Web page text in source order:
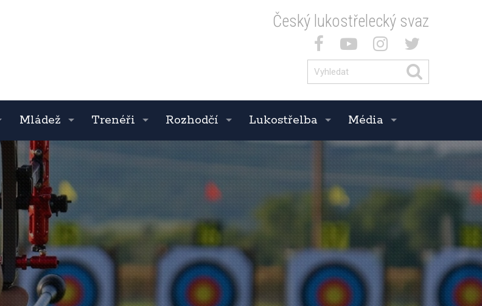
Český lukostřelecký svaz
Mládež Trenéři Rozhodčí Lukostřelba Média